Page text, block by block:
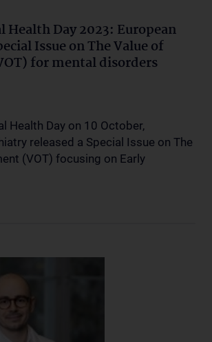
Day 2023: European
Issue on The Value of
for mental disorders
Health Day on 10 October,
released a Special Issue on The
(VOT) focusing on Early